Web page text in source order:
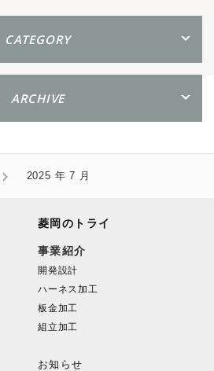
CATEGORY
ARCHIVE
2025 年 7 月
菱岡のトライ
事業紹介
開発設計
ハーネス加工
板金加工
組立加工
お知らせ